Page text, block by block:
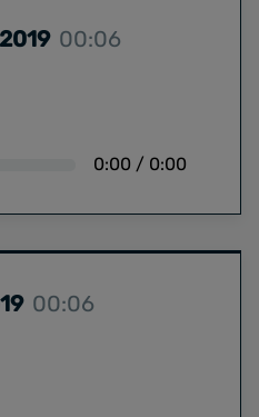
00:06
0:00 / 0:00
00:06